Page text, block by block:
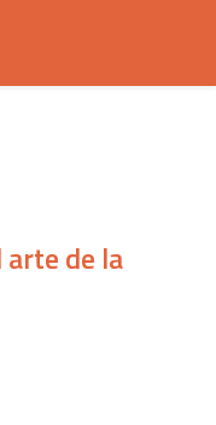
arte de la